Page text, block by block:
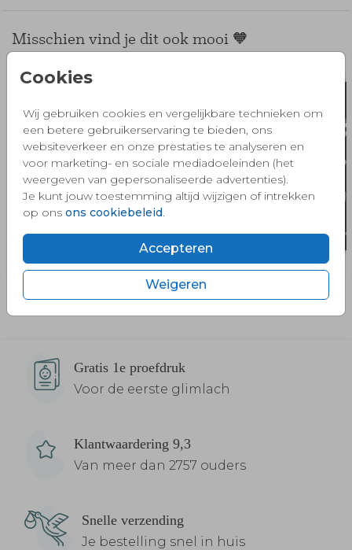
Cookies
Wij gebruiken cookies en vergelijkbare technieken om
een betere gebruikerservaring te bieden, ons
websiteverkeer en onze prestaties te analyseren en
voor marketing- en sociale mediadoeleinden (het
weergeven van gepersonaliseerde advertenties).
Je kunt jouw toestemming altijd wijzigen of intrekken
op ons ons cookiebeleid.
Accepteren
Weigeren
Misschien vind je dit ook mooi 🧡
Gratis 1e proefdruk
Voor de eerste glimlach
Klantwaardering 9,3
Van meer dan 2757 ouders
Snelle verzending
Je bestelling snel in huis